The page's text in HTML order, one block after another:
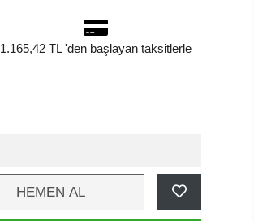
1.165,42 TL 'den başlayan taksitlerle
HEMEN AL